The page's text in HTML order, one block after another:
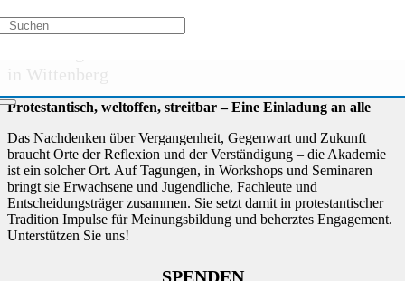
Aktivitätstypen /Veranstaltungsreihe
Protestantisch, weltoffen, streitbar – Eine Einladung an alle
Das Nachdenken über Vergangenheit, Gegenwart und Zukunft
braucht Orte der Reflexion und der Verständigung – die Akademie
ist ein solcher Ort. Auf Tagungen, in Workshops und Seminaren
bringt sie Erwachsene und Jugendliche, Fachleute und
Entscheidungsträger zusammen. Sie setzt damit in protestantischer
Tradition Impulse für Meinungsbildung und beherztes Engagement.
Unterstützen Sie uns!
SPENDEN